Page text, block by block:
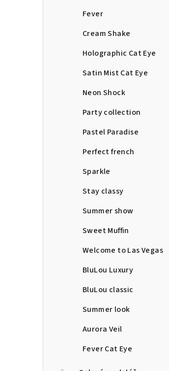
Fever
Cream Shake
Holographic Cat Eye
Satin Mist Cat Eye
Neon Shock
Party collection
Pastel Paradise
Perfect french
Sparkle
Stay classy
Summer show
Sweet Muffin
Welcome to Las Vegas
BluLou Luxury
BluLou classic
Summer look
Aurora Veil
Fever Cat Eye